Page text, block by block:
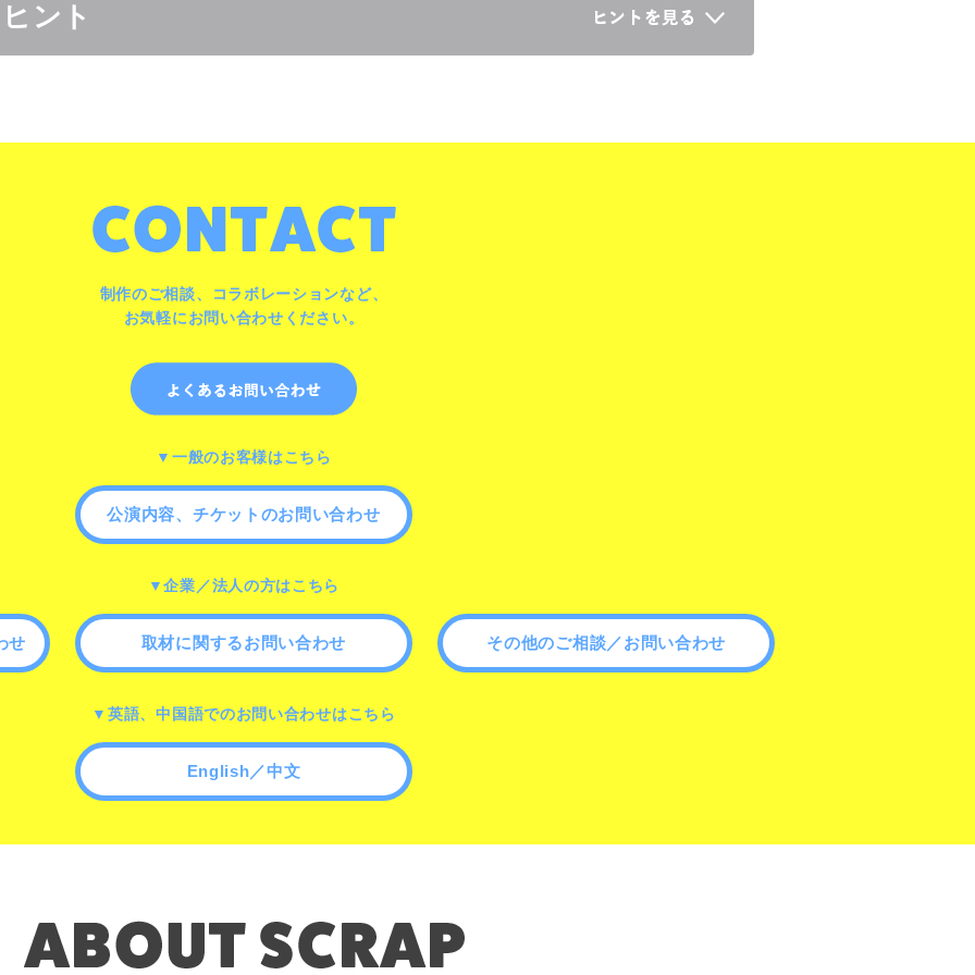
ント
制作のご相談、コラボレーションなど、
お気軽にお問い合わせください。
▼一般のお客様はこちら
公演内容、チケットのお問い合わせ
▼企業／法人の方はこちら
せ 取材に関するお問い合わせ その他のご相談／お問い合わせ
▼英語、中国語でのお問い合わせはこちら
English／中文